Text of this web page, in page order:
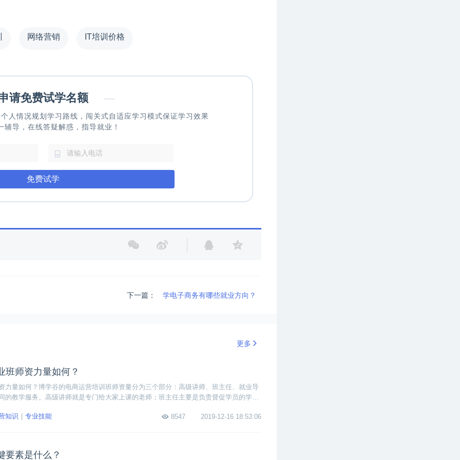
网络营销 IT培训价格
免费试学名额 —
人情况规划学习路线，闯关式自适应学习模式保证学习效果
辅导，在线答疑解惑，指导就业！
免费试学
下一篇： 学电子商务有哪些就业方向？
更多
班师资力量如何？
力量如何？博学谷的电商运营培训班师资量分为三个部分：高级讲师、班主任、就业导
的教学服务。高级讲师就是专门给大家上课的老师；班主任主要是负责督促学员的学
8547
2019-12-16 18:53:06
知识 专业技能
要素是什么？